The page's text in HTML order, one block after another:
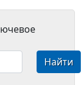
Найти